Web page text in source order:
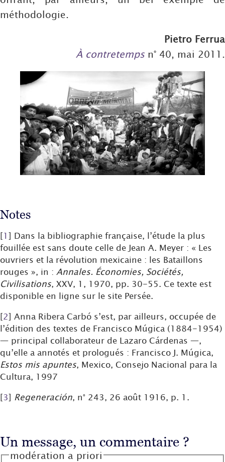
méthodologie.
Pietro Ferrua
À contretemps n° 40, mai 2011.
Notes
[1 ] Dans la bibliographie française, l’étude la plus
fouillée est sans doute celle de Jean A. Meyer : « Les
ouvriers et la révolution mexicaine : les Bataillons
rouges », in : Annales. Économies, Sociétés,
Civilisations, XXV, 1, 1970, pp. 30-55. Ce texte est
disponible en ligne sur le site Persée.
[2] Anna Ribera Carbó s’est, par ailleurs, occupée de
l’édition des textes de Francisco Múgica (1884-1954)
— principal collaborateur de Lazaro Cárdenas —,
qu’elle a annotés et prologués : Francisco J. Múgica,
Estos mis apuntes, Mexico, Consejo Nacional para la
Cultura, 1997
[3] Regeneración, n° 243, 26 août 1916, p. 1.
Un message, un commentaire ?
modération a priori